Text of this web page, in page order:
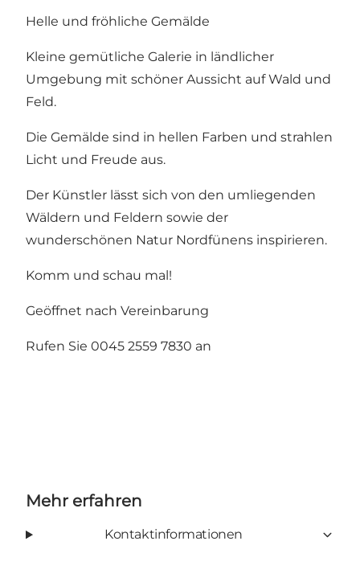
Helle und fröhliche Gemälde
Kleine gemütliche Galerie in ländlicher
Umgebung mit schöner Aussicht auf Wald und
Feld.
Die Gemälde sind in hellen Farben und strahlen
Licht und Freude aus.
Der Künstler lässt sich von den umliegenden
Wäldern und Feldern sowie der
wunderschönen Natur Nordfünens inspirieren.
Komm und schau mal!
Geöffnet nach Vereinbarung
Rufen Sie 0045 2559 7830 an
Mehr erfahren
Kontaktinformationen